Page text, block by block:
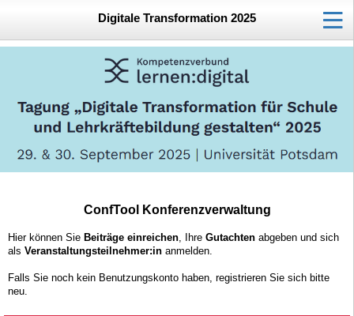
Digitale Transformation 2025
ConfTool Konferenzverwaltung
Hier können Sie Beiträge einreichen, Ihre Gutachten abgeben und sich
als Veranstaltungsteilnehmer:in anmelden.
Falls Sie noch kein Benutzungskonto haben, registrieren Sie sich bitte
neu.